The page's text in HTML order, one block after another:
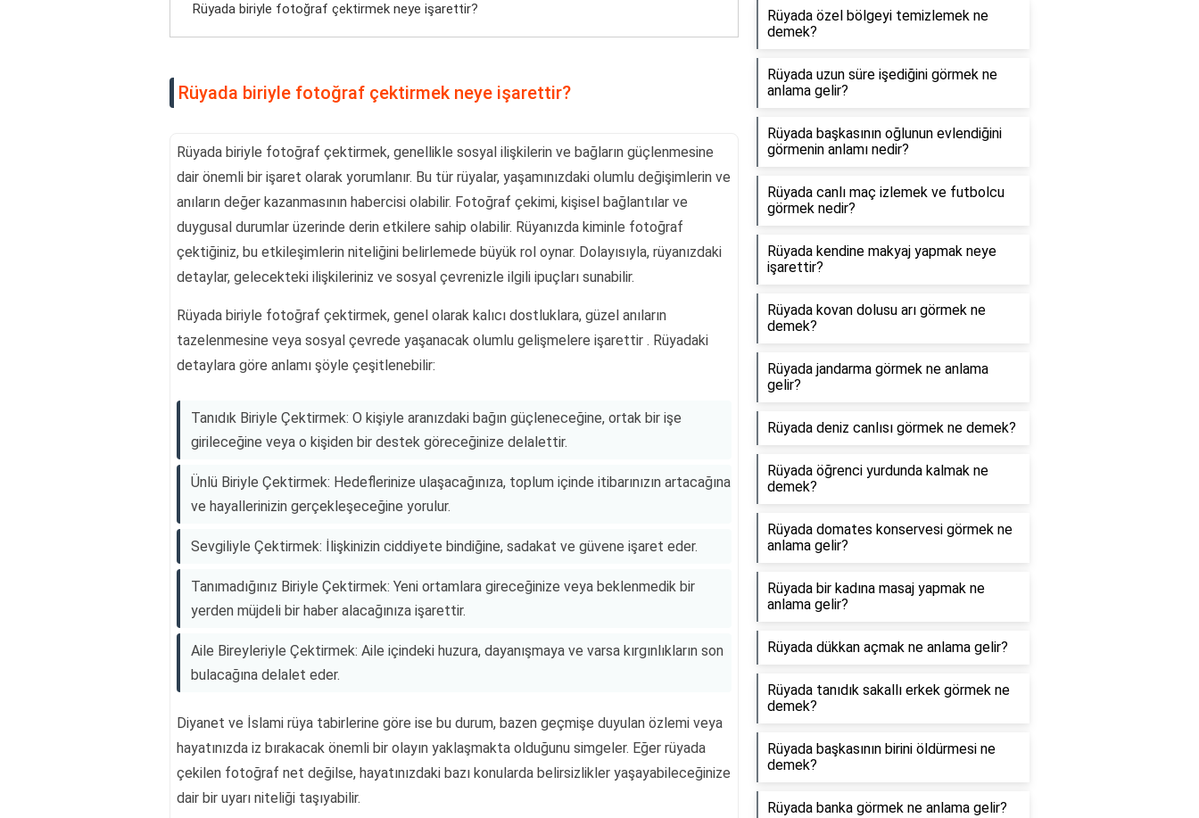
Rüyada biriyle fotoğraf çektirmek neye işarettir?
Rüyada biriyle fotoğraf çektirmek neye işarettir?
Rüyada biriyle fotoğraf çektirmek, genellikle sosyal ilişkilerin ve bağların güçlenmesine
dair önemli bir işaret olarak yorumlanır. Bu tür rüyalar, yaşamınızdaki olumlu değişimlerin ve
anıların değer kazanmasının habercisi olabilir. Fotoğraf çekimi, kişisel bağlantılar ve
duygusal durumlar üzerinde derin etkilere sahip olabilir. Rüyanızda kiminle fotoğraf
çektiğiniz, bu etkileşimlerin niteliğini belirlemede büyük rol oynar. Dolayısıyla, rüyanızdaki
detaylar, gelecekteki ilişkileriniz ve sosyal çevrenizle ilgili ipuçları sunabilir.
Rüyada biriyle fotoğraf çektirmek, genel olarak kalıcı dostluklara, güzel anıların
tazelenmesine veya sosyal çevrede yaşanacak olumlu gelişmelere işarettir . Rüyadaki
detaylara göre anlamı şöyle çeşitlenebilir:
Tanıdık Biriyle Çektirmek: O kişiyle aranızdaki bağın güçleneceğine, ortak bir işe
girileceğine veya o kişiden bir destek göreceğinize delalettir.
Ünlü Biriyle Çektirmek: Hedeflerinize ulaşacağınıza, toplum içinde itibarınızın artacağına
ve hayallerinizin gerçekleşeceğine yorulur.
Sevgiliyle Çektirmek: İlişkinizin ciddiyete bindiğine, sadakat ve güvene işaret eder.
Tanımadığınız Biriyle Çektirmek: Yeni ortamlara gireceğinize veya beklenmedik bir
yerden müjdeli bir haber alacağınıza işarettir.
Aile Bireyleriyle Çektirmek: Aile içindeki huzura, dayanışmaya ve varsa kırgınlıkların son
bulacağına delalet eder.
Diyanet ve İslami rüya tabirlerine göre ise bu durum, bazen geçmişe duyulan özlemi veya
hayatınızda iz bırakacak önemli bir olayın yaklaşmakta olduğunu simgeler. Eğer rüyada
çekilen fotoğraf net değilse, hayatınızdaki bazı konularda belirsizlikler yaşayabileceğinize
dair bir uyarı niteliği taşıyabilir.
Rüyada özel bölgeyi temizlemek ne
demek?
Rüyada uzun süre işediğini görmek ne
anlama gelir?
Rüyada başkasının oğlunun evlendiğini
görmenin anlamı nedir?
Rüyada canlı maç izlemek ve futbolcu
görmek nedir?
Rüyada kendine makyaj yapmak neye
işarettir?
Rüyada kovan dolusu arı görmek ne
demek?
Rüyada jandarma görmek ne anlama
gelir?
Rüyada deniz canlısı görmek ne demek?
Rüyada öğrenci yurdunda kalmak ne
demek?
Rüyada domates konservesi görmek ne
anlama gelir?
Rüyada bir kadına masaj yapmak ne
anlama gelir?
Rüyada dükkan açmak ne anlama gelir?
Rüyada tanıdık sakallı erkek görmek ne
demek?
Rüyada başkasının birini öldürmesi ne
demek?
Rüyada banka görmek ne anlama gelir?